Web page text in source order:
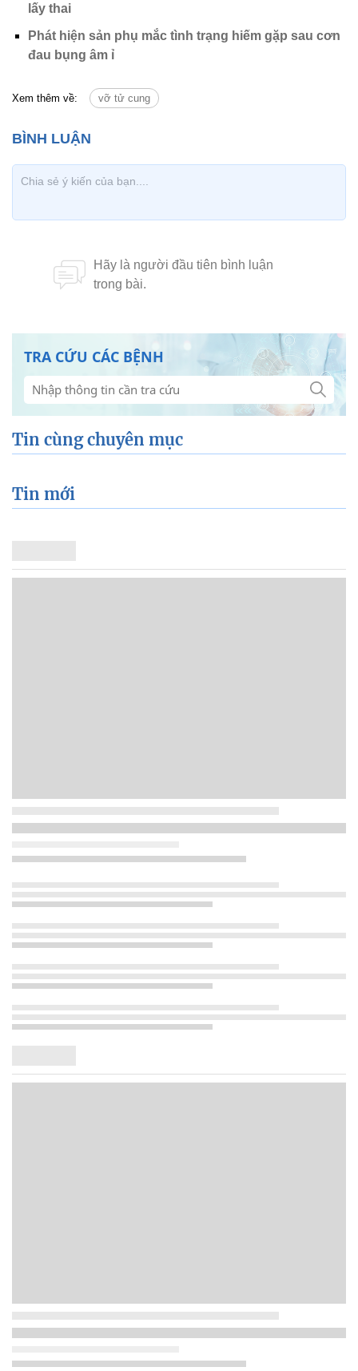
lấy thai
Phát hiện sản phụ mắc tình trạng hiếm gặp sau cơn
đau bụng âm ỉ
Xem thêm về: vỡ tử cung
TRA CỨU CÁC BỆNH
Tin cùng chuyên mục
Tin mới